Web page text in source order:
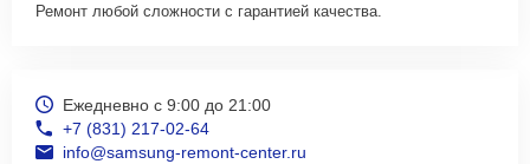
Ремонт любой сложности с гарантией качества.
Ежедневно с 9:00 до 21:00
+7 (831) 217-02-64
info@samsung-remont-center.ru